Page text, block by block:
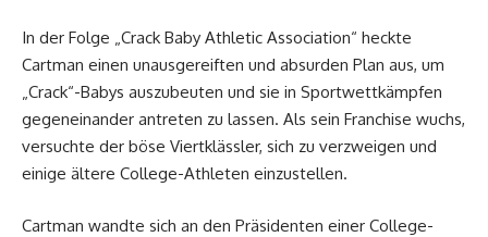
In der Folge „Crack Baby Athletic Association“ heckte
Cartman einen unausgereiften und absurden Plan aus, um
„Crack“-Babys auszubeuten und sie in Sportwettkämpfen
gegeneinander antreten zu lassen. Als sein Franchise wuchs,
versuchte der böse Viertklässler, sich zu verzweigen und
einige ältere College-Athleten einzustellen.
Cartman wandte sich an den Präsidenten einer College-